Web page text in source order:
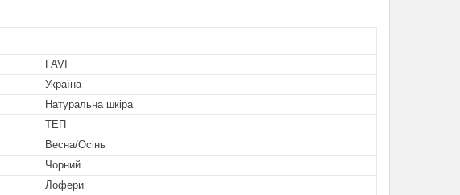
FAVI
Україна
Натуральна шкіра
ТЕП
Весна/Осінь
Чорний
Лофери